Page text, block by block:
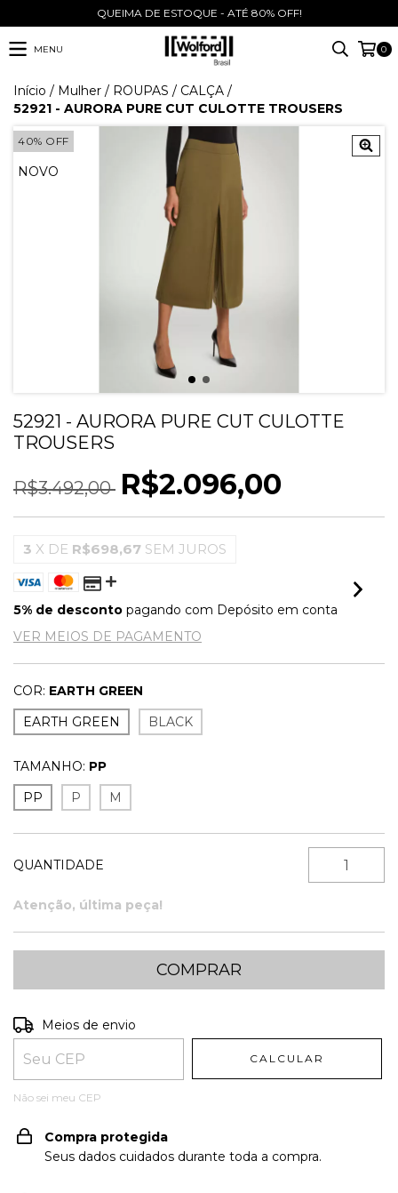
QUEIMA DE ESTOQUE - ATÉ 80% OFF!
MENU 0
Início / Mulher / ROUPAS / CALÇA /
52921 - AURORA PURE CUT CULOTTE TROUSERS
40% OFF
NOVO
52921 - AURORA PURE CUT CULOTTE
TROUSERS
R$3.492,00 R$2.096,00
3 X DE R$698,67 SEM JUROS
5% de desconto pagando com Depósito em conta
VER MEIOS DE PAGAMENTO
COR: EARTH GREEN
EARTH GREEN
BLACK
TAMANHO: PP
PP
P M
QUANTIDADE
Atenção, última peça!
Entregas para o CEP:
Meios de envio
CALCULAR
Não sei meu CEP
Compra protegida
Seus dados cuidados durante toda a compra.